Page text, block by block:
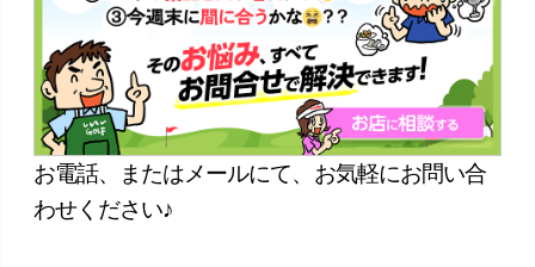
お電話、またはメールにて、お気軽にお問い合
わせください♪